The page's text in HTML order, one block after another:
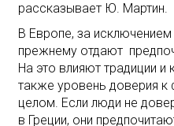
рассказывает Ю. Мартин.
В Европе, за
прежнему отдают
На это влияют традиции и
также уровень доверия к
целом. Если люди не
в Греции, они